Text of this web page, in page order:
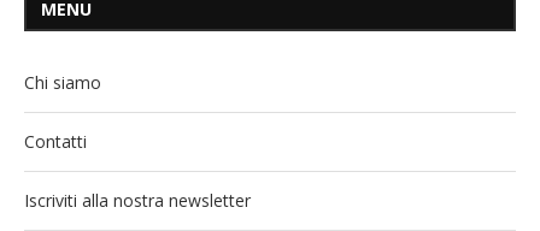
MENU
Chi siamo
Contatti
Iscriviti alla nostra newsletter